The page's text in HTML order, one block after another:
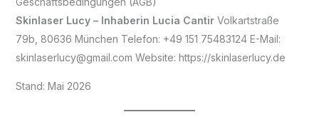
Skinlaser Lucy – Inhaberin Lucia CantirVolkartstraße
79b, 80636 München Telefon: +49 151 75483124 E-Mail:
skinlaserlucy@gmail.com Website: https://skinlaserlucy.de
Stand: Mai 2026